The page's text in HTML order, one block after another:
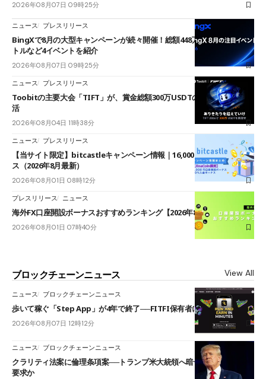
2026年08月07日 09時25分
ニュース プレスリリース
BingXで8月の大型キャンペーンが続々開催！総額448万USDT超のAIバ
トルなど4イベントを紹介
2026年08月07日 09時25分
ニュース プレスリリース
Toobitの主要大会「TIFT」が、賞金総額300万USDTのレースとして復
活
2026年08月04日 11時38分
ニュース プレスリリース
【当サイト限定】bitcastleキャンペーン情報｜16,000円口座開設ボーナ
ス（2026年8月最新）
2026年08月01日 08時12分
プレスリリース ニュース
海外FX口座開設ボーナスおすすめランキング【2026年8月最新】
2026年08月01日 07時40分
ブロックチェーンニュース View All
ニュース ブロックチェーンニュース
歩いて稼ぐ「Step App」が4年で終了──FITFI保有者に対応呼びかけ
2026年08月07日 12時12分
ニュース ブロックチェーンニュース
クラリティ法案に倫理条項案──トランプ米大統領へ暗号資産事業の売却
要求か